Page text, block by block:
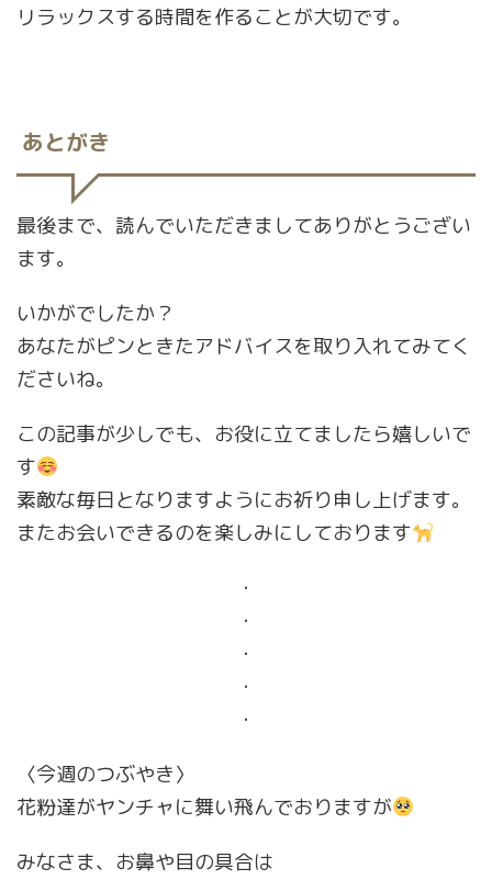
リラックスする時間を作ることが大切です。
あとがき
最後まで、読んでいただきましてありがとうござい
ます。
いかがでしたか？
あなたがピンときたアドバイスを取り入れてみてく
ださいね。
この記事が少しでも、お役に立てましたら嬉しいで
す
素敵な毎日となりますようにお祈り申し上げます。
またお会いできるのを楽しみにしております
・
・
・
・
・
〈今週のつぶやき〉
花粉達がヤンチャに舞い飛んでおりますが
みなさま、お鼻や目の具合は